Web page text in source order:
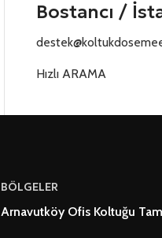
Bostancı /
Hızlı ARAMA
BÖLGELER
Arnavutköy Ofis Koltuğu